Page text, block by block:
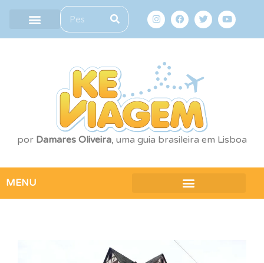
por Damares Oliveira, uma guia brasileira em Lisboa
MENU